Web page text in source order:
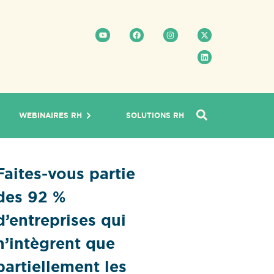
WEBINAIRES RH SOLUTIONS RH
vous partie
92 %
qui
que
les